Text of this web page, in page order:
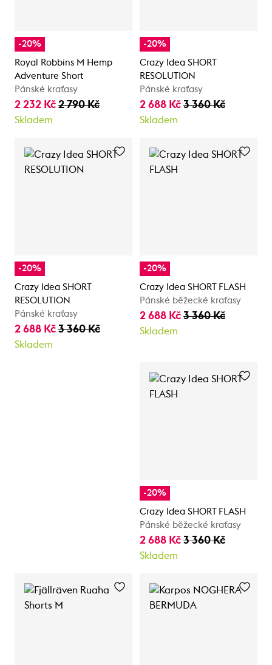
-20%
Royal Robbins M Hemp
Adventure Short
Pánské kraťasy
2 232 Kč 2 790 Kč
Skladem
-20%
Crazy Idea SHORT
RESOLUTION
Pánské kraťasy
2 688 Kč 3 360 Kč
Skladem
-20%
Crazy Idea SHORT
RESOLUTION
Pánské kraťasy
2 688 Kč 3 360 Kč
Skladem
-20%
Crazy Idea SHORT FLASH
Pánské běžecké kraťasy
2 688 Kč 3 360 Kč
Skladem
-20%
Crazy Idea SHORT FLASH
Pánské běžecké kraťasy
2 688 Kč 3 360 Kč
Skladem